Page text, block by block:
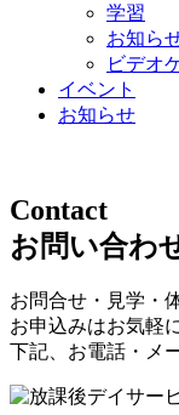
学習
お知ら
ビデオ
イベント
お知らせ
Contact
お問い合わ
お問合せ・見学・
お申込みはお気軽
下記、お電話・メ